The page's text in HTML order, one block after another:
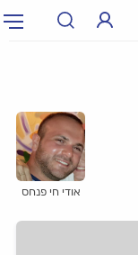
אודי חי פנחס